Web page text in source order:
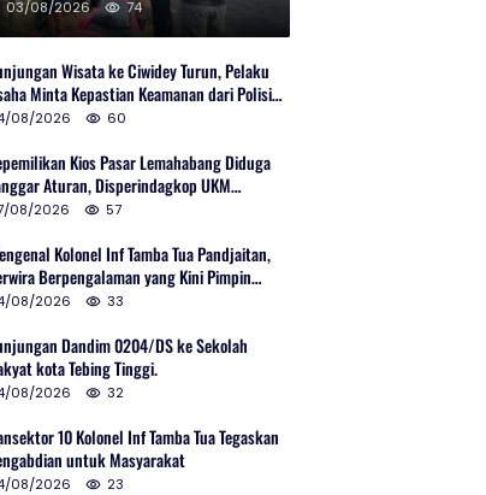
Rp600 Juta
03/08/2026 74
Wisata ke Ciwidey Turun, Pelaku
Minta Kepastian Keamanan dari Polisi
Pemprov Jabar
08/2026 60
Kios Pasar Lemahabang Diduga
Aturan, Disperindagkop UKM
Lepas Tangan?
08/2026 57
Kolonel Inf Tamba Tua Pandjaitan,
Berpengalaman yang Kini Pimpin
10 Citarum Harum
08/2026 33
Dandim 0204/DS ke Sekolah
kota Tebing Tinggi.
08/2026 32
10 Kolonel Inf Tamba Tua Tegaskan
untuk Masyarakat
08/2026 23